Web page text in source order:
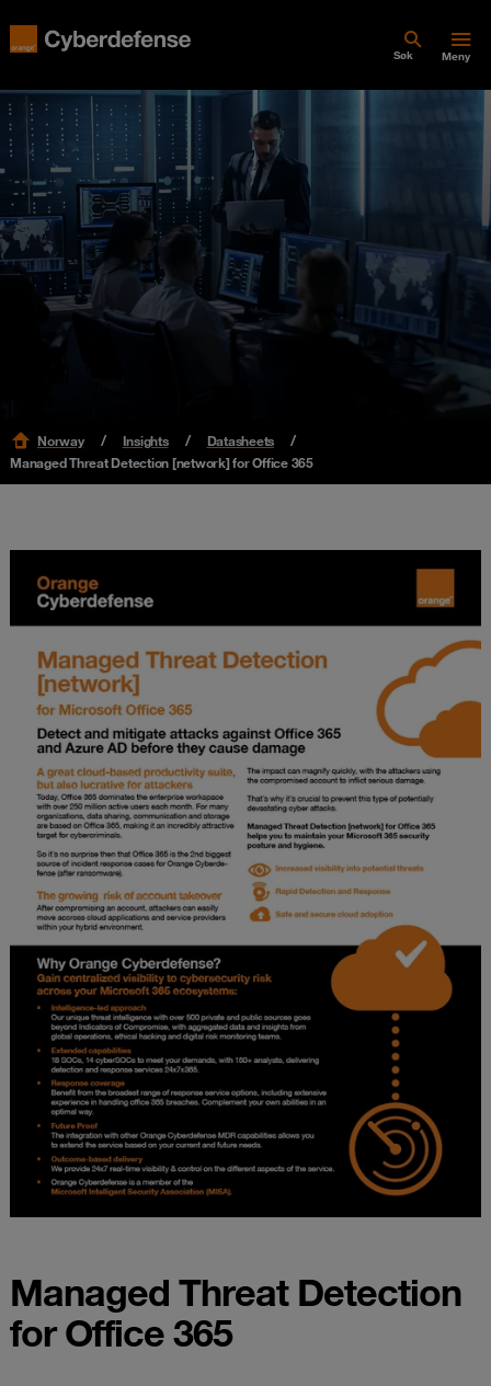
Søk Meny
Norway Insights
Datasheets
Managed Threat Detection [network] for Office 365
Managed Threat Detection
for Office 365